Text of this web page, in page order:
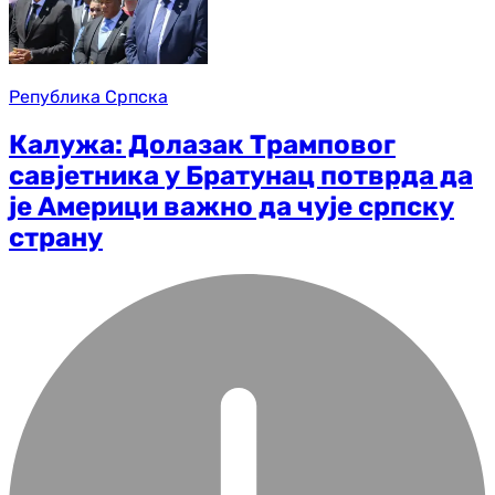
Република Српска
Калужа: Долазак Трамповог
савјетника у Братунац потврда да
је Америци важно да чује српску
страну